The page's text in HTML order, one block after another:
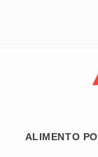
ALIMENTO